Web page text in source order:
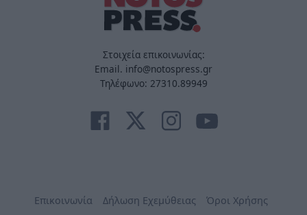
Στοιχεία επικοινωνίας:
Email. info@notospress.gr
Τηλέφωνο: 27310.89949
Επικοινωνία Δήλωση Εχεμύθειας Όροι Χρήσης